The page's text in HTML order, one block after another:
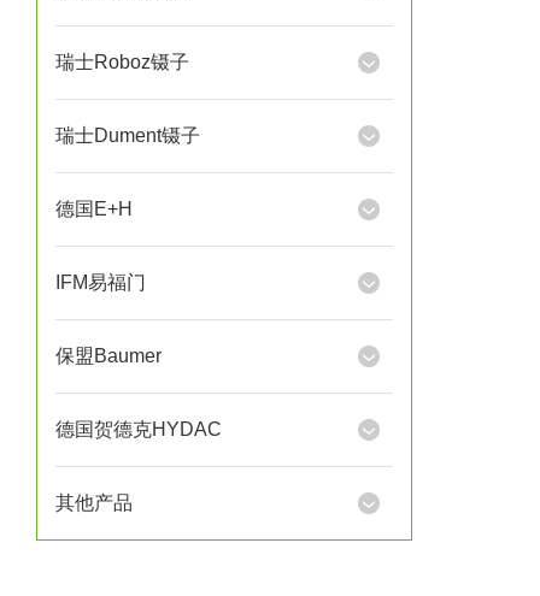
瑞士Roboz镊子
瑞士Dument镊子
德国E+H
IFM易福门
保盟Baumer
德国贺德克HYDAC
其他产品